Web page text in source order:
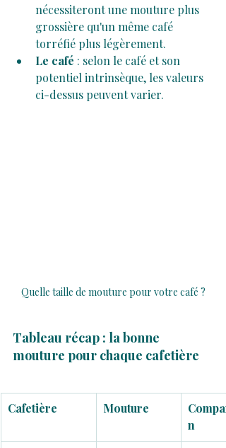
nécessiteront une mouture plus
grossière qu'un même café
torréfié plus légèrement.
Le café : selon le café et son
potentiel intrinsèque, les valeurs
ci-dessus peuvent varier.
Quelle taille de mouture pour votre café ?
Tableau récap : la bonne
mouture pour chaque cafetière
Cafetière Mouture
n